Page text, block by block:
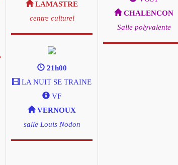
LAMASTRE
centre culturel
21h00
LA NUIT SE TRAINE
VF
VERNOUX
salle Louis Nodon
CHALENCON
Salle polyvalente